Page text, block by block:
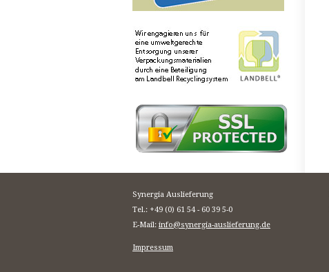
Synergia Auslieferung
Tel.: +49 (0) 61 54 - 60 39 5-0
E-Mail: info@synergia-auslieferung.de
Impressum